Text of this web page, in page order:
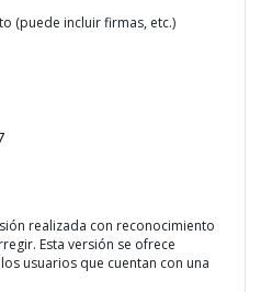
(puede incluir firmas, etc.)
realizada con reconocimiento
Esta versión se ofrece
usuarios que cuentan con una